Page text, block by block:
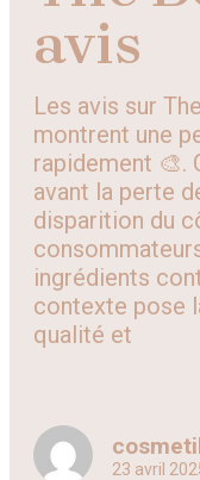
avis
Les avis sur
montrent une
rapidement 🎨.
avant la perte
disparition du
ingrédients
contexte pose
qualité et
23 avril